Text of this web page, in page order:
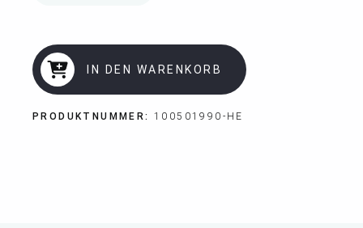
IN DEN WARENKORB
PRODUKTNUMMER: 100501990-HE